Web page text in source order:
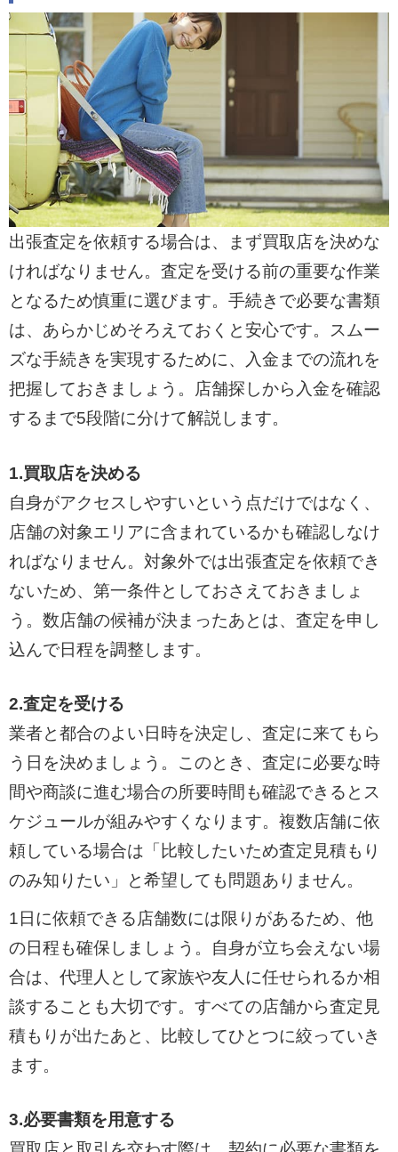
出張査定を依頼する場合は、まず買取店を決めな
ければなりません。査定を受ける前の重要な作業
となるため慎重に選びます。手続きで必要な書類
は、あらかじめそろえておくと安心です。スムー
ズな手続きを実現するために、入金までの流れを
把握しておきましょう。店舗探しから入金を確認
するまで5段階に分けて解説します。
1.買取店を決める
自身がアクセスしやすいという点だけではなく、
店舗の対象エリアに含まれているかも確認しなけ
ればなりません。対象外では出張査定を依頼でき
ないため、第一条件としておさえておきましょ
う。数店舗の候補が決まったあとは、査定を申し
込んで日程を調整します。
2.査定を受ける
業者と都合のよい日時を決定し、査定に来てもら
う日を決めましょう。このとき、査定に必要な時
間や商談に進む場合の所要時間も確認できるとス
ケジュールが組みやすくなります。複数店舗に依
頼している場合は「比較したいため査定見積もり
のみ知りたい」と希望しても問題ありません。
1日に依頼できる店舗数には限りがあるため、他
の日程も確保しましょう。自身が立ち会えない場
合は、代理人として家族や友人に任せられるか相
談することも大切です。すべての店舗から査定見
積もりが出たあと、比較してひとつに絞っていき
ます。
3.必要書類を用意する